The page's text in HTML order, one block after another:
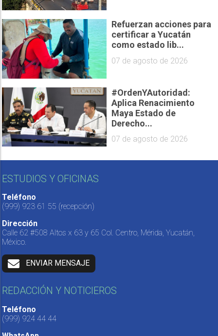
Refuerzan acciones para
certificar a Yucatán
como estado lib...
07 de agosto de 2026
#OrdenYAutoridad:
Aplica Renacimiento
Maya Estado de
Derecho...
07 de agosto de 2026
ESTUDIOS Y OFICINAS
Teléfono
(999) 923 61 55 (recepción)
Dirección
Calle 62 #508 Altos x 63 y 65 Col. Centro, Mérida, Yucatán,
México.
ENVIAR MENSAJE
REDACCIÓN Y NOTICIEROS
Teléfono
(999) 924 44 44